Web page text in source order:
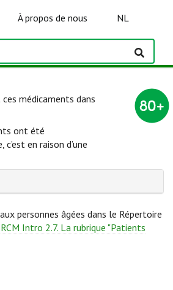
À propos de nous NL
médicaments dans
ont été
en raison d’une
personnes âgées dans le Répertoire
RCM Intro 2.7. La rubrique "Patients